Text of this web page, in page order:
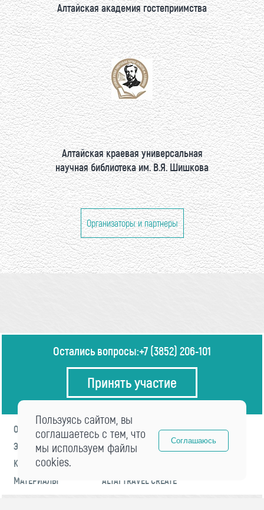
Алтайская академия гостеприимства
Алтайская краевая универсальная
научная библиотека им. В.Я. Шишкова
Организаторы и партнеры
Остались вопросы:+7 (3852) 206-101
Принять участие
О ФОРУМЕ
ПРОГРАММА
ЭКСПЕРТЫ
НОВОСТИ
КОНТАКТЫ
МАТЕРИАЛЫ
ALTAI TRAVEL CREATE
Пользуясь сайтом, вы
соглашаетесь с тем, что
мы используем файлы
cookies.
Соглашаюсь